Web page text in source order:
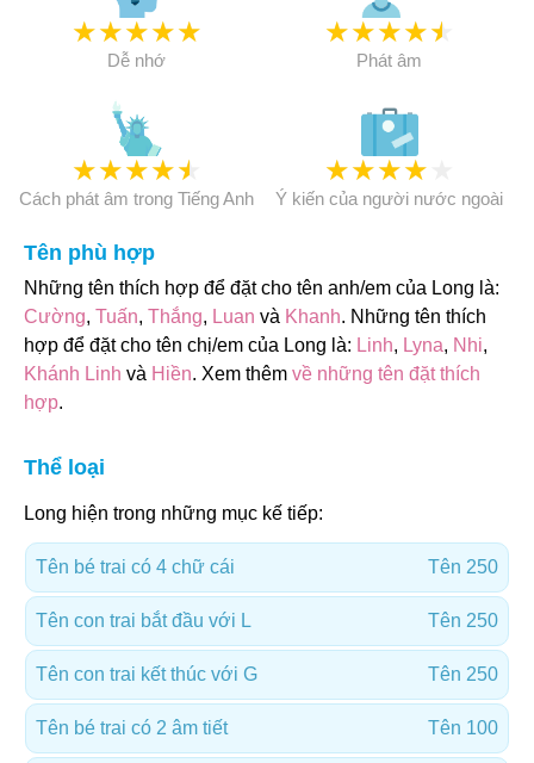
★★★★★
Dễ nhớ
★★★★★
Phát âm
★★★★★
Cách phát âm trong Tiếng Anh
★★★★
Ý kiến của người nước ngoài
Tên phù hợp
Những tên thích hợp để đặt cho tên anh/em của Long là:
Cường, Tuấn, Thắng, Luan và Khanh. Những tên thích
hợp để đặt cho tên chị/em của Long là: Linh, Lyna, Nhi,
Khánh Linh và Hiền. Xem thêm về những tên đặt thích
hợp.
Thể loại
Long hiện trong những mục kế tiếp:
Tên bé trai có 4 chữ cái Tên 250
Tên con trai bắt đầu với L Tên 250
Tên con trai kết thúc với G Tên 250
Tên bé trai có 2 âm tiết Tên 100